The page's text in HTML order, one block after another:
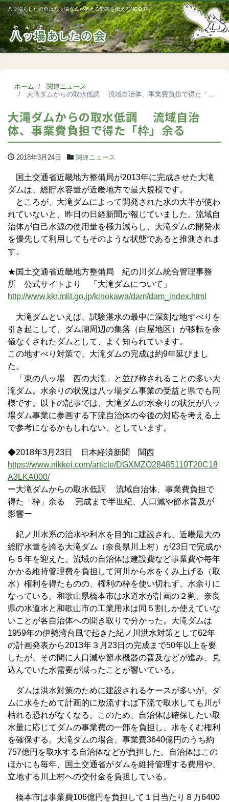
八ッ場あしたの会は八ッ場ダムが抱える問題を伝えるNGOです
ホーム
関連ニュース
大滝ダムからの取水低調 流域自治体、事業費負担で得た「枠」余る
大滝ダムからの取水低調 流域自治
体、事業費負担で得た「枠」余る
2018年3月24日 関連ニュース
国土交通省近畿地方整備局が2013年に完成させた大滝
ダムは、総貯水容量が近畿地方で最大規模です。
ところが、大滝ダムによって開発された水の大半が使わ
れていないと、昨日の日経新聞が報じていました。流域自
治体が自己水源の使用量を極力減らし、大滝ダムの開発水
を優先して利用してもそのような状態であると推測されま
す。
★国土交通省近畿地方整備局 紀の川ダム統合管理事務
所 公式サイトより 「大滝ダムについて」
http://www.kkr.mlit.go.jp/kinokawa/dam/dam_index.html
大滝ダムといえば、試験湛水の最中に深刻な地すべりを
引き起こして、ダム湖周辺の集落（白屋地区）が移転を余
儀なくされたダムとして、よく知られています。
この地すべり対策で、大滝ダムの完成は約9年延びまし
た。
「東の八ッ場 西の大滝」と並び称されることの多い大
滝ダム。水余りの状況は八ッ場ダム事業の受益と県でも同
様です。以下の記事では、大滝ダムの水余りの状況が八ッ
場ダム事業に参画する下流自治体の今後の対応を考える上
で参考になるかもしれない、としています。
◆2018年3月23日 日本経済新聞 関西
https://www.nikkei.com/article/DGXMZO28485110T20C18
A3LKA000/
ー大滝ダムからの取水低調 流域自治体、事業費負担で
得た「枠」余る 完成まで半世紀、人口減や節水普及が
影響ー
紀ノ川水系の治水や利水を目的に建設され、近畿最大の
総貯水量を誇る大滝ダム（奈良県川上村）が23日で完成か
ら５年を迎えた。流域の自治体は建設費など事業費や毎年
かかる維持管理費を負担して河川から水をくみ上げる（取
水）権利を得たものの、権利の枠を使い切れず、水余りに
なっている。和歌山県橋本市は水道水が計画の２割、奈良
県の水道水と和歌山市の工業用水は同５割しか使えていな
いことが各自治体への聞き取りで分かった。大滝ダムは
1959年の伊勢湾台風で起きた紀ノ川洪水対策として62年
の計画発表から2013年３月23日の完成まで50年以上を要
したが、その間に人口減や節水機器の普及などが進み、見
込んでいた水需要が減ったことが響いている。
ダムは洪水対策のために建設されるケースが多いが、ダ
ムに水をためて計画的に放流すれば下流で取水しても川が
枯れる恐れがなくなる。このため、自治体は確保したい取
水量に応じてダムの事業費の一部を負担し、水をくむ権利
を確保する。大滝ダムの場合、事業費3640億円のうち約
757億円を取水する自治体などが負担した。自治体はこの
ほかにも毎年、国土交通省がダムを維持管理する費用や、
立地する川上村への交付金を負担している。
橋本市は事業費106億円を負担して１日当たり８万6400